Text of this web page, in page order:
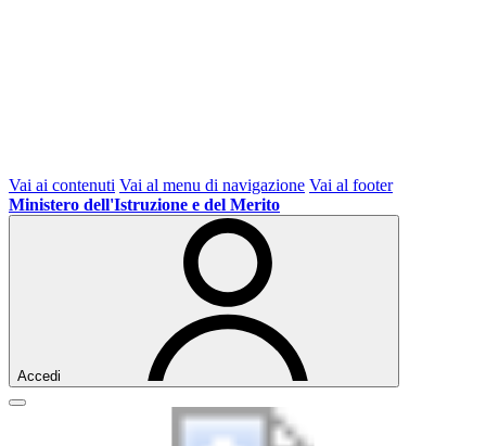
Vai ai contenuti Vai al menu di navigazione Vai al footer
Ministero dell'Istruzione e del Merito
Accedi